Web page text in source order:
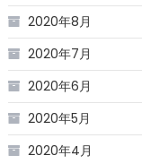
2020年8月
2020年7月
2020年6月
2020年5月
2020年4月